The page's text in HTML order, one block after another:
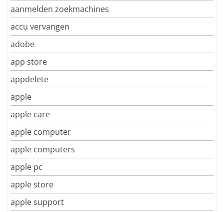
aanmelden zoekmachines
accu vervangen
adobe
app store
appdelete
apple
apple care
apple computer
apple computers
apple pc
apple store
apple support